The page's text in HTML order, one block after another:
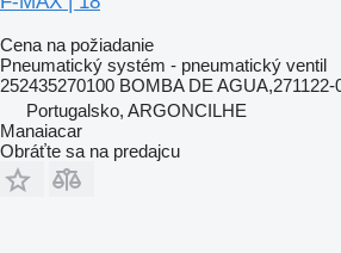
Cena na požiadanie
Pneumatický systém - pneumatický ventil
252435270100 BOMBA DE AGUA,271122-
Portugalsko, ARGONCILHE
Manaiacar
Obráťte sa na predajcu